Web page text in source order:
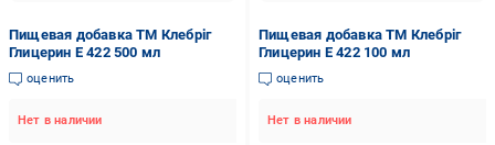
Пищевая добавка ТМ Клебріг
Глицерин Е 422 500 мл
оценить
Нет в наличии
Пищевая добавка ТМ Клебріг
Глицерин Е 422 100 мл
оценить
Нет в наличии